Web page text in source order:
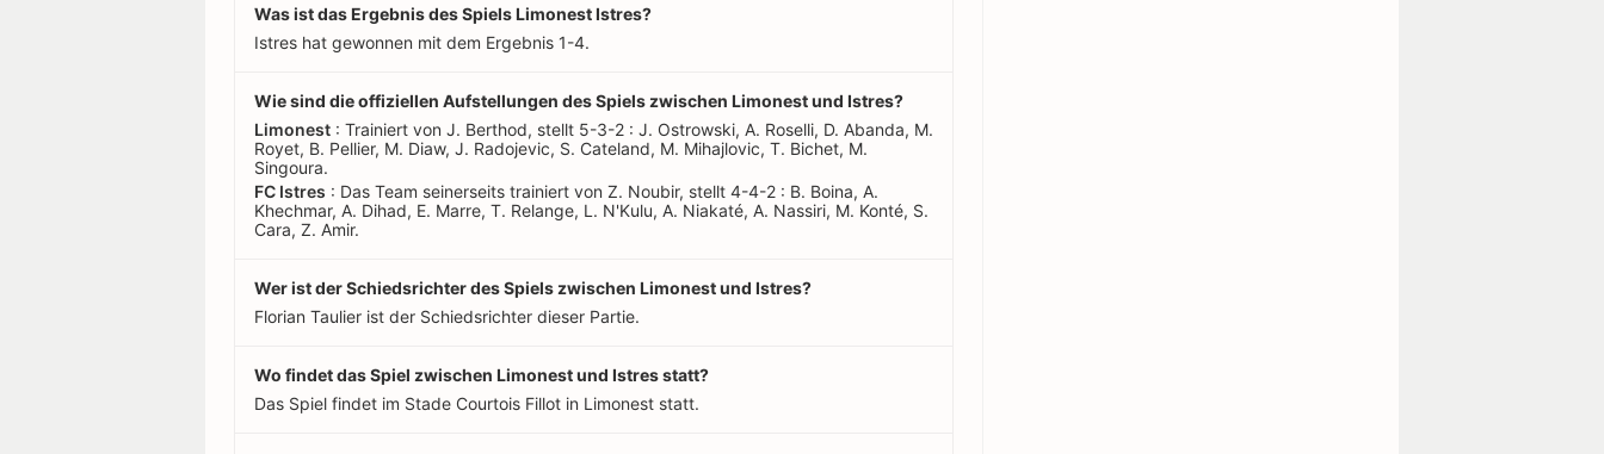
Was ist das Ergebnis des Spiels Limonest Istres?
Istres hat gewonnen mit dem Ergebnis 1-4.
Wie sind die offiziellen Aufstellungen des Spiels zwischen Limonest und Istres?
Limonest : Trainiert von J. Berthod, stellt 5-3-2 : J. Ostrowski, A. Roselli, D. Abanda, M.
Royet, B. Pellier, M. Diaw, J. Radojevic, S. Cateland, M. Mihajlovic, T. Bichet, M.
Singoura.
FC Istres : Das Team seinerseits trainiert von Z. Noubir, stellt 4-4-2 : B. Boina, A.
Khechmar, A. Dihad, E. Marre, T. Relange, L. N'Kulu, A. Niakaté, A. Nassiri, M. Konté, S.
Cara, Z. Amir.
Wer ist der Schiedsrichter des Spiels zwischen Limonest und Istres?
Florian Taulier ist der Schiedsrichter dieser Partie.
Wo findet das Spiel zwischen Limonest und Istres statt?
Das Spiel findet im Stade Courtois Fillot in Limonest statt.